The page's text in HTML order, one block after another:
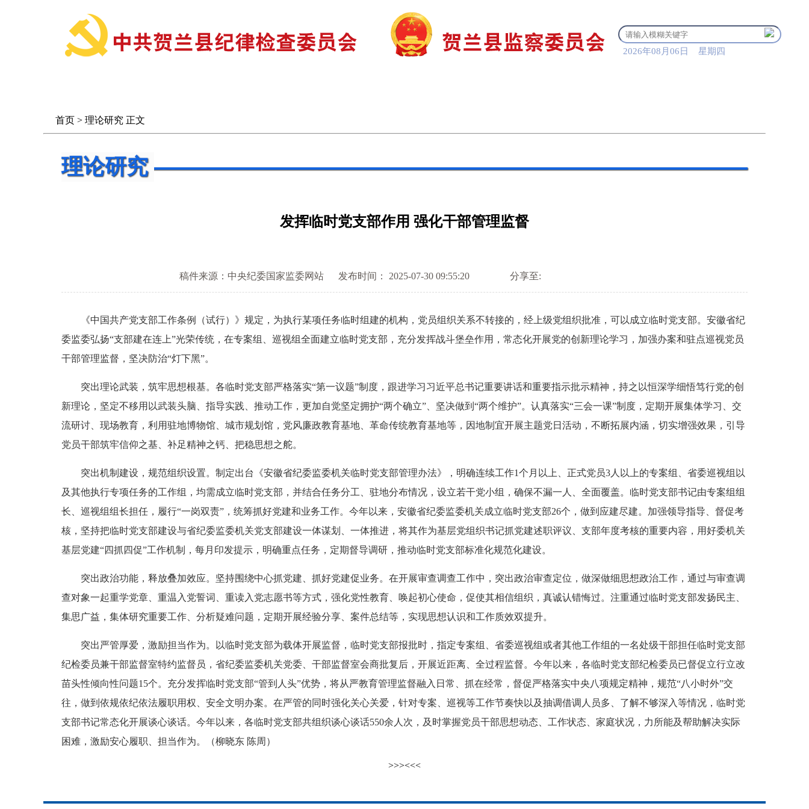
2026年08月06日 星期四
首页 > 理论研究 正文
理论研究
发挥临时党支部作用 强化干部管理监督
稿件来源：中央纪委国家监委网站 发布时间： 2025-07-30 09:55:20 分享至:
《中国共产党支部工作条例（试行）》规定，为执行某项任务临时组建的机构，党员组织关系不转接的，经上级党组织批准，可以成立临时党支部。安徽省纪
委监委弘扬“支部建在连上”光荣传统，在专案组、巡视组全面建立临时党支部，充分发挥战斗堡垒作用，常态化开展党的创新理论学习，加强办案和驻点巡视党员
干部管理监督，坚决防治“灯下黑”。
突出理论武装，筑牢思想根基。各临时党支部严格落实“第一议题”制度，跟进学习习近平总书记重要讲话和重要指示批示精神，持之以恒深学细悟笃行党的创
新理论，坚定不移用以武装头脑、指导实践、推动工作，更加自觉坚定拥护“两个确立”、坚决做到“两个维护”。认真落实“三会一课”制度，定期开展集体学习、交
流研讨、现场教育，利用驻地博物馆、城市规划馆，党风廉政教育基地、革命传统教育基地等，因地制宜开展主题党日活动，不断拓展内涵，切实增强效果，引导
党员干部筑牢信仰之基、补足精神之钙、把稳思想之舵。
突出机制建设，规范组织设置。制定出台《安徽省纪委监委机关临时党支部管理办法》，明确连续工作1个月以上、正式党员3人以上的专案组、省委巡视组以
及其他执行专项任务的工作组，均需成立临时党支部，并结合任务分工、驻地分布情况，设立若干党小组，确保不漏一人、全面覆盖。临时党支部书记由专案组组
长、巡视组组长担任，履行“一岗双责”，统筹抓好党建和业务工作。今年以来，安徽省纪委监委机关成立临时党支部26个，做到应建尽建。加强领导指导、督促考
核，坚持把临时党支部建设与省纪委监委机关党支部建设一体谋划、一体推进，将其作为基层党组织书记抓党建述职评议、支部年度考核的重要内容，用好委机关
基层党建“四抓四促”工作机制，每月印发提示，明确重点任务，定期督导调研，推动临时党支部标准化规范化建设。
突出政治功能，释放叠加效应。坚持围绕中心抓党建、抓好党建促业务。在开展审查调查工作中，突出政治审查定位，做深做细思想政治工作，通过与审查调
查对象一起重学党章、重温入党誓词、重读入党志愿书等方式，强化党性教育、唤起初心使命，促使其相信组织，真诚认错悔过。注重通过临时党支部发扬民主、
集思广益，集体研究重要工作、分析疑难问题，定期开展经验分享、案件总结等，实现思想认识和工作质效双提升。
突出严管厚爱，激励担当作为。以临时党支部为载体开展监督，临时党支部报批时，指定专案组、省委巡视组或者其他工作组的一名处级干部担任临时党支部
纪检委员兼干部监督室特约监督员，省纪委监委机关党委、干部监督室会商批复后，开展近距离、全过程监督。今年以来，各临时党支部纪检委员已督促立行立改
苗头性倾向性问题15个。充分发挥临时党支部“管到人头”优势，将从严教育管理监督融入日常、抓在经常，督促严格落实中央八项规定精神，规范“八小时外”交
往，做到依规依纪依法履职用权、安全文明办案。在严管的同时强化关心关爱，针对专案、巡视等工作节奏快以及抽调借调人员多、了解不够深入等情况，临时党
支部书记常态化开展谈心谈话。今年以来，各临时党支部共组织谈心谈话550余人次，及时掌握党员干部思想动态、工作状态、家庭状况，力所能及帮助解决实际
困难，激励安心履职、担当作为。（柳晓东 陈周）
>>><<<